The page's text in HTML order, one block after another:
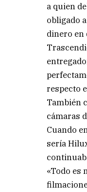
a quien
obligado
dinero en
respecto
También
cámaras
Cuando
sería
«Todo es